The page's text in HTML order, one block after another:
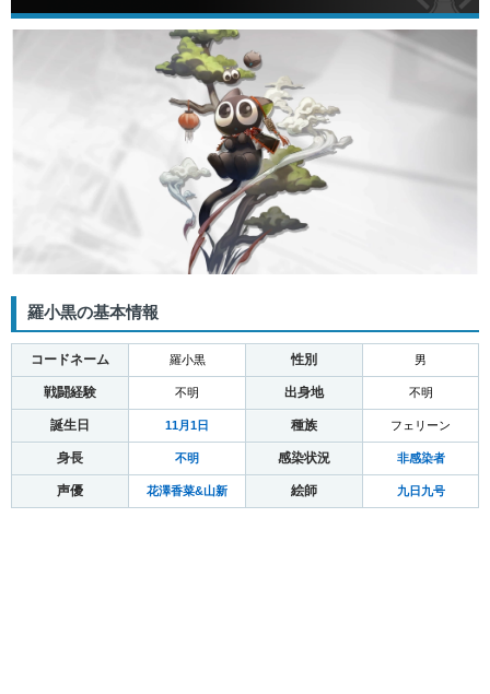
羅小黒の基本情報
コードネーム 羅小黒 性別 男
戦闘経験 不明 出身地 不明
誕生日 11月1日 種族 フェリーン
身長 不明 感染状況 非感染者
声優 花澤香菜&山新 絵師 九日九号